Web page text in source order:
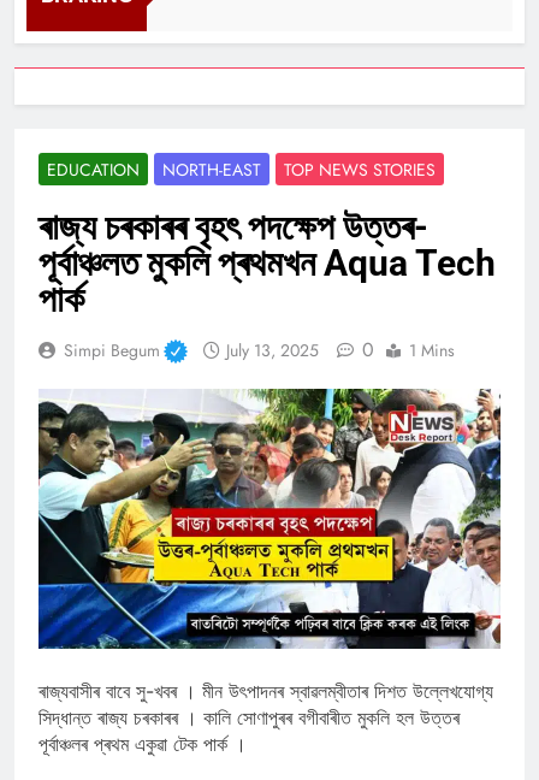
EDUCATION NORTH-EAST TOP NEWS STORIES
ৰাজ্য চৰকাৰৰ বৃহৎ পদক্ষেপ উত্তৰ-
পূৰ্বাঞ্চলত মুকলি প্ৰথমখন Aqua Tech
পার্ক
Simpi Begum July 13, 2025 0 1 Mins
ৰাজ্যবাসীৰ বাবে সু-খবৰ । মীন উৎপাদনৰ স্বাৱলম্বীতাৰ দিশত উল্লেখযোগ্য
সিদ্ধান্ত ৰাজ্য চৰকাৰৰ । কালি সোণাপুৰৰ বগীবাৰীত মুকলি হল উত্তৰ
পূৰ্বাঞ্চলৰ প্ৰথম একুৱা টেক পাৰ্ক ।